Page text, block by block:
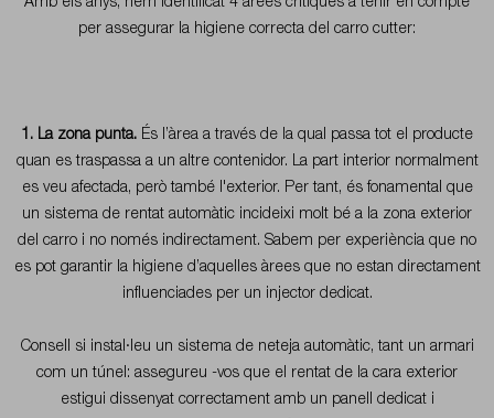
Amb els anys, hem identificat 4 àrees crítiques a tenir en compte
per assegurar la higiene correcta del carro cutter:
1. La zona punta. És l’àrea a través de la qual passa tot el producte
quan es traspassa a un altre contenidor. La part interior normalment
es veu afectada, però també l'exterior. Per tant, és fonamental que
un sistema de rentat automàtic incideixi molt bé a la zona exterior
del carro i no només indirectament. Sabem per experiència que no
es pot garantir la higiene d’aquelles àrees que no estan directament
influenciades per un injector dedicat.
Consell si instal·leu un sistema de neteja automàtic, tant un armari
com un túnel: assegureu -vos que el rentat de la cara exterior
estigui dissenyat correctament amb un panell dedicat i